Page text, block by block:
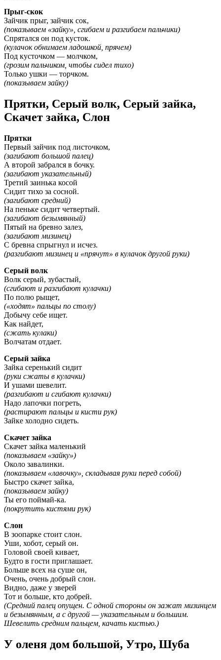
Прыг-скок
Зайчик прыг, зайчик сок,
(показываем «зайку», сгибаем и разгибаем пальчики)
Спрятался он под кусток.
(кулачок обнимаем ладошкой, прячем)
Под кусточком — молчком,
(грозим пальчиком, чтобы сидел тихо)
Только ушки — торчком.
(показываем зайку)
Прятки, Серый волк, Серый зайка,
Скачет зайка, Слон
Прятки
Первый зайчик под листочком,
(загибают большой палец)
А второй забрался в бочку.
(загибают указательный)
Третий заинька косой
Сидит тихо за сосной.
(загибают средний)
На пеньке сидит четвертый.
(загибают безымянный)
Пятый на бревно залез,
(загибают мизинец)
С бревна спрыгнул и исчез.
(разгибают мизинец и «прячут» в кулачок другой руки)
Серый волк
Волк серый, зубастый,
(сгибают и разгибают кулачки)
По полю рыщет,
(«ходят» пальцы по столу)
Добычу себе ищет.
Как найдет,
(сжать кулаки)
Волчатам отдает.
Серый зайка
Зайка серенький сидит
(руки сжаты в кулачки)
И ушами шевелит.
(разгибают и сгибают кулачки)
Надо лапочки погреть,
(растирают пальцы и кисти рук)
Зайке холодно сидеть.
Скачет зайка
Скачет зайка маленький
(показываем «зайку»)
Около завалинки.
(показываем «лавочку», складывая руки перед собой)
Быстро скачет зайка,
(показываем зайку)
Ты его поймай-ка.
(покрутить кистями рук)
Слон
В зоопарке стоит слон.
Уши, хобот, серый он.
Головой своей кивает,
Будто в гости приглашает.
Больше всех на суше он,
Очень, очень добрый слон.
Видно, даже у зверей
Тот и больше, кто добрей.
(Средний палец опущен. С одной стороны он зажат мизинцем
и безымянным, а с другой — указательным и большим.
Шевелить средним пальцем, качать кистью.)
У оленя дом большой, Утро, Шуба